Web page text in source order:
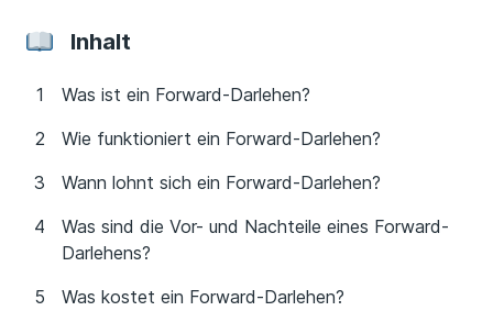
Inhalt
Was ist ein Forward-Darlehen?
Wie funktioniert ein Forward-Darlehen?
Wann lohnt sich ein Forward-Darlehen?
Was sind die Vor- und Nachteile eines Forward-
Darlehens?
Was kostet ein Forward-Darlehen?